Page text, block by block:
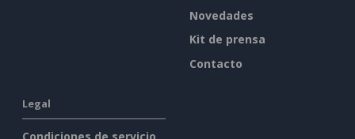
Novedades
Kit de prensa
Contacto
Legal